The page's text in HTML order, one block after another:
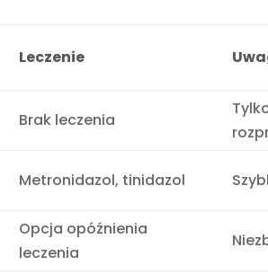
Leczenie
Brak leczenia
Metronidazol, tinidazol
Opcja opóźnienia
leczenia